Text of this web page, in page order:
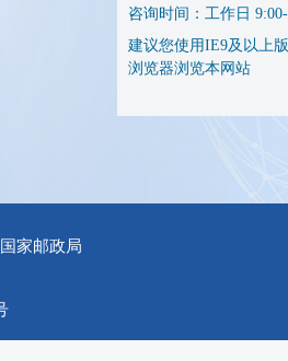
咨询时间：工作日
建议您使用IE9及以上
浏览器浏览本网站
家邮政局